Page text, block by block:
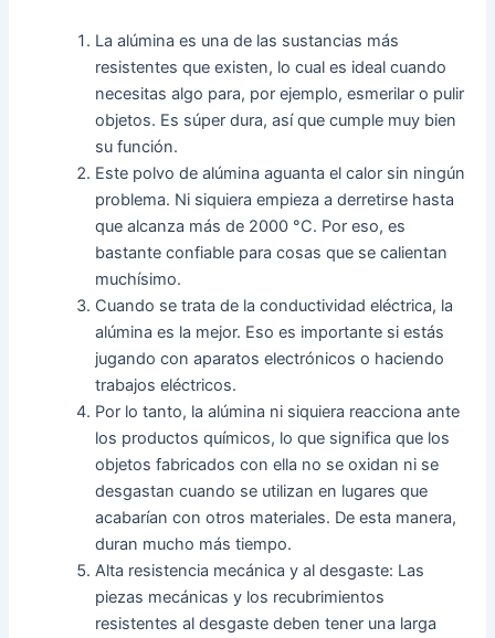
La alúmina es una de las sustancias más
resistentes que existen, lo cual es ideal cuando
necesitas algo para, por ejemplo, esmerilar o pulir
objetos. Es súper dura, así que cumple muy bien
su función.
Este polvo de alúmina aguanta el calor sin ningún
problema. Ni siquiera empieza a derretirse hasta
que alcanza más de 2000 °C. Por eso, es
bastante confiable para cosas que se calientan
muchísimo.
Cuando se trata de la conductividad eléctrica, la
alúmina es la mejor. Eso es importante si estás
jugando con aparatos electrónicos o haciendo
trabajos eléctricos.
Por lo tanto, la alúmina ni siquiera reacciona ante
los productos químicos, lo que significa que los
objetos fabricados con ella no se oxidan ni se
desgastan cuando se utilizan en lugares que
acabarían con otros materiales. De esta manera,
duran mucho más tiempo.
Alta resistencia mecánica y al desgaste: Las
piezas mecánicas y los recubrimientos
resistentes al desgaste deben tener una larga